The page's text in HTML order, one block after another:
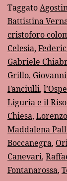
di
Taggato
Battistina
cristoforo
Celesia,
Gabriele
Grillo,
Fanciulli,
Liguria e il
Chiesa,
Maddalena
Boccanegra,
Canevari,
Fontanarossa,